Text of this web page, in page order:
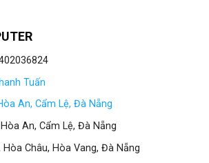
Bao
Tuấn
An, Cẩm Lệ, Đà Nẵng
An, Cẩm Lệ, Đà Nẵng
Hòa Châu, Hòa Vang, Đà Nẵng